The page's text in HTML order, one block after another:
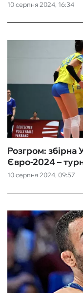
10 серпня 2024, 16:34
10 серпня 2024, 09:57
Розгром: збірна
Євро-2024 –